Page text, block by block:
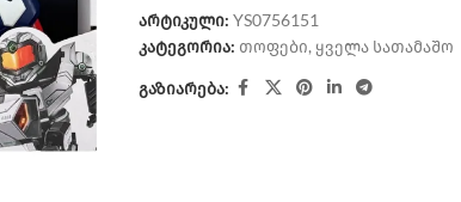
არტიკული: YS0756151
კატეგორია: თოფები, ყველა სათამაშო
გაზიარება: